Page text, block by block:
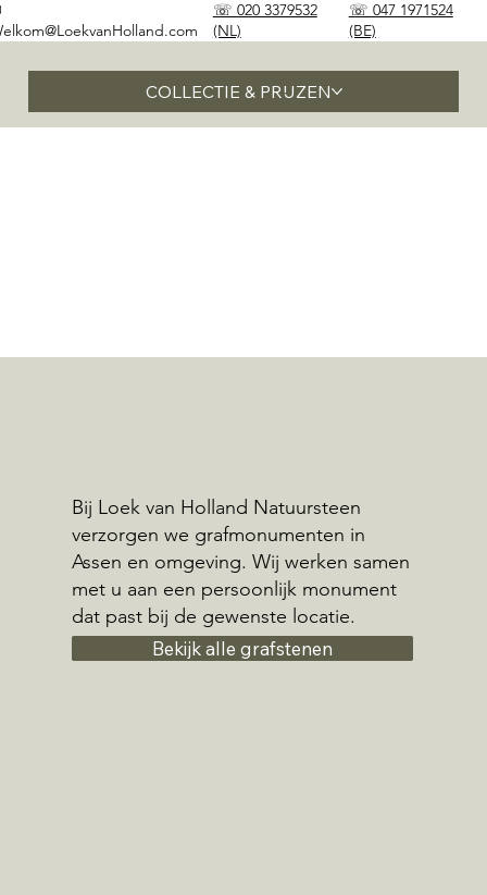
☏ 020 3379532
(NL)
☏ 047 1971524
(BE)
COLLECTIE & PRIJZEN
Bij Loek van Holland Natuursteen
verzorgen we grafmonumenten in
Assen en omgeving. Wij werken samen
met u aan een persoonlijk monument
dat past bij de gewenste locatie.
Bekijk alle grafstenen